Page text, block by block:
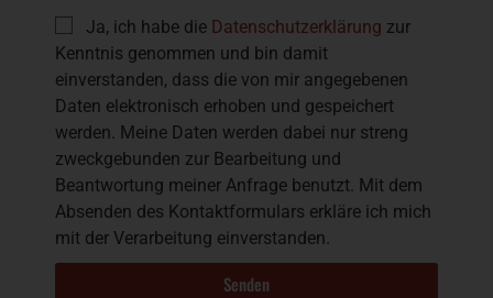
Ja, ich habe die Datenschutzerklärung zur
Kenntnis genommen und bin damit
einverstanden, dass die von mir angegebenen
Daten elektronisch erhoben und gespeichert
werden. Meine Daten werden dabei nur streng
zweckgebunden zur Bearbeitung und
Beantwortung meiner Anfrage benutzt. Mit dem
Absenden des Kontaktformulars erkläre ich mich
mit der Verarbeitung einverstanden.
Senden